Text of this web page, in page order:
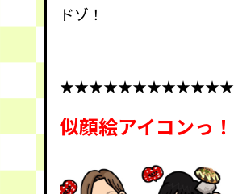
ドゾ！
★★★★★★★★★★★★
似顔絵アイコンっ！